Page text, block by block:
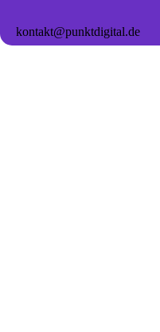
kontakt@punktdigital.de